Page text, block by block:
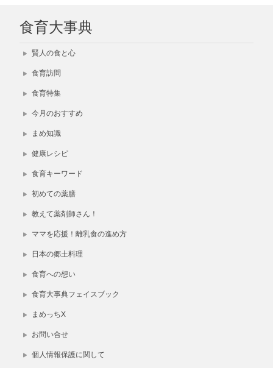
食育大事典
賢人の食と心
食育訪問
食育特集
今月のおすすめ
まめ知識
健康レシピ
食育キーワード
初めての薬膳
教えて薬剤師さん！
ママを応援！離乳食の進め方
日本の郷土料理
食育への想い
食育大事典フェイスブック
まめっちX
お問い合せ
個人情報保護に関して